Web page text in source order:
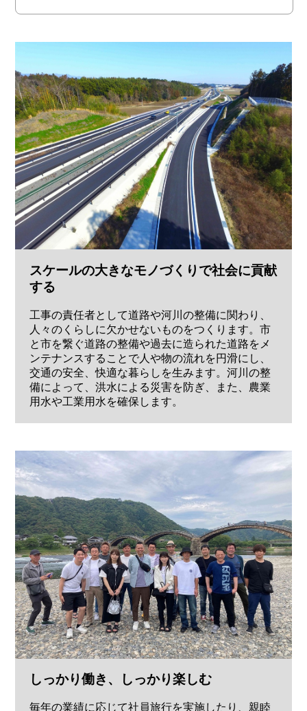
スケールの大きなモノづくりで社会に貢献
する
工事の責任者として道路や河川の整備に関わり、
人々のくらしに欠かせないものをつくります。市
と市を繋ぐ道路の整備や過去に造られた道路をメ
ンテナンスすることで人や物の流れを円滑にし、
交通の安全、快適な暮らしを生みます。河川の整
備によって、洪水による災害を防ぎ、また、農業
用水や工業用水を確保します。
しっかり働き、しっかり楽しむ
毎年の業績に応じて社員旅行を実施したり、親睦